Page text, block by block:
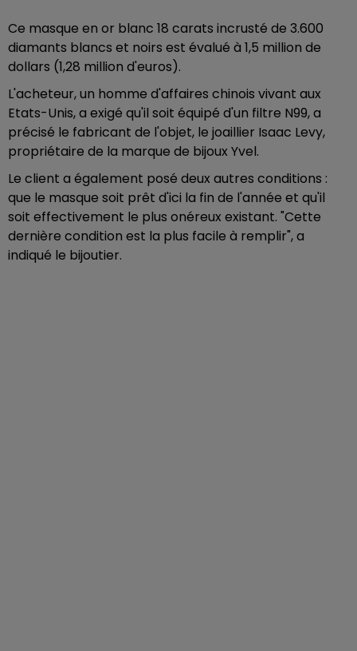
Ce masque en or blanc 18 carats incrusté de 3.600
diamants blancs et noirs est évalué à 1,5 million de
dollars (1,28 million d'euros).
L'acheteur, un homme d'affaires chinois vivant aux
Etats-Unis, a exigé qu'il soit équipé d'un filtre N99, a
précisé le fabricant de l'objet, le joaillier Isaac Levy,
propriétaire de la marque de bijoux Yvel.
Le client a également posé deux autres conditions :
que le masque soit prêt d'ici la fin de l'année et qu'il
soit effectivement le plus onéreux existant. "Cette
dernière condition est la plus facile à remplir", a
indiqué le bijoutier.